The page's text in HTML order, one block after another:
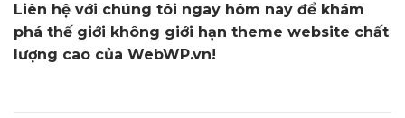
Liên hệ với chúng tôi ngay hôm nay để khám
phá thế giới không giới hạn theme website chất
lượng cao của WebWP.vn!